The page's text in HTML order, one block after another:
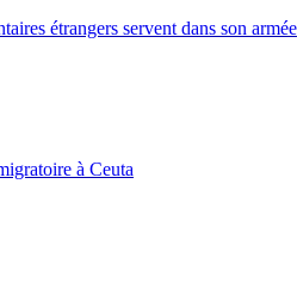
étrangers servent dans son armée
à Ceuta